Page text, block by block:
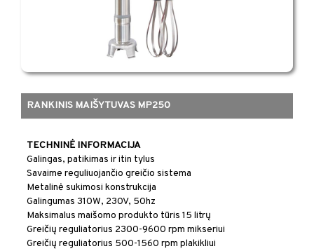
RANKINIS MAIŠYTUVAS MP250
​​TECHNINĖ INFORMACIJA
​Galingas, patikimas ir itin tylus
Savaime reguliuojančio greičio sistema
Metalinė sukimosi konstrukcija
Galingumas 310W, 230V, 50hz
Maksimalus maišomo produkto tūris 15 litrų
Greičių reguliatorius 2300-9600 rpm mikseriui
Greičių reguliatorius 500-1560 rpm plakikliui